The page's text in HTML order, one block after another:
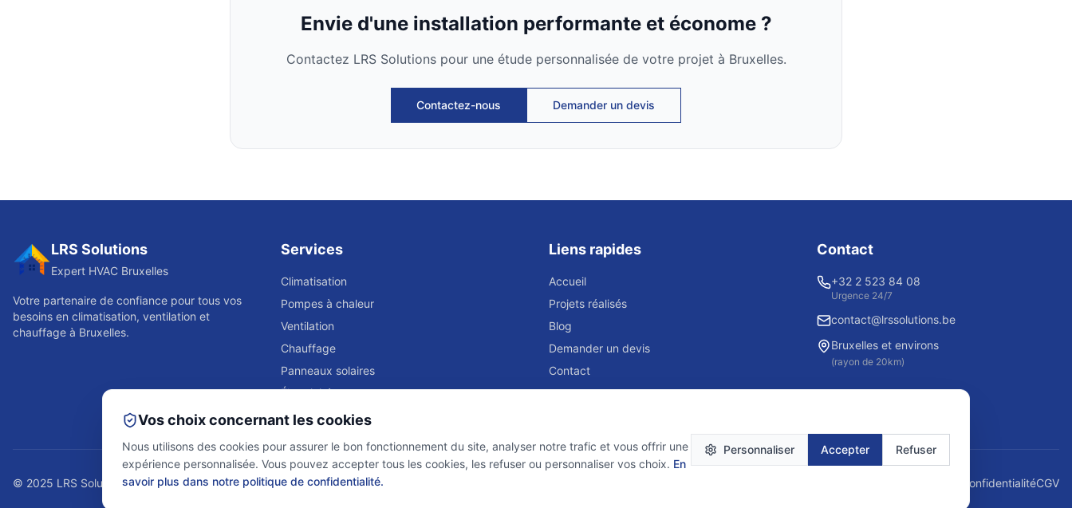
Envie d'une installation performante et économe ?
Contactez LRS Solutions pour une étude personnalisée de votre projet à Bruxelles.
Contactez-nous Demander un devis
LRS Solutions
Expert HVAC Bruxelles
Votre partenaire de confiance pour tous vos
besoins en climatisation, ventilation et
chauffage à Bruxelles.
Services
Climatisation
Pompes à chaleur
Ventilation
Chauffage
Panneaux solaires
Électricité
Réfrigération
Liens rapides
Accueil
Projets réalisés
Blog
Demander un devis
Contact
Contact
+32 2 523 84 08
Urgence 24/7
contact@lrssolutions.be
Bruxelles et environs
(rayon de 20km)
© 2025 LRS Solutions. Tous droits réservés. Politique de confidentialitéCGV
Vos choix concernant les cookies
Nous utilisons des cookies pour assurer le bon fonctionnement du site, analyser notre trafic et vous offrir une
expérience personnalisée. Vous pouvez accepter tous les cookies, les refuser ou personnaliser vos choix. En
savoir plus dans notre politique de confidentialité.
Personnaliser Refuser
Accepter